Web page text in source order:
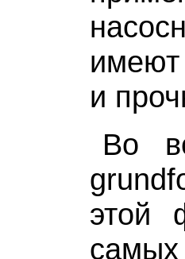
и
Во
этой